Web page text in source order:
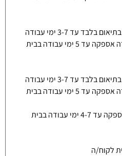
עד 3-7 ימי עבודה
* שליח עד הבית ע"י שליח חברה אספקה עד 5 ימי עבודה בבית
עד 3-7 ימי עבודה
* שליח עד הבית ע"י שליח חברה אספקה עד 5 ימי עבודה בבית
*התקנת מראה / כיור בלבד- אספקה עד 4-7 ימי עבודה בבית